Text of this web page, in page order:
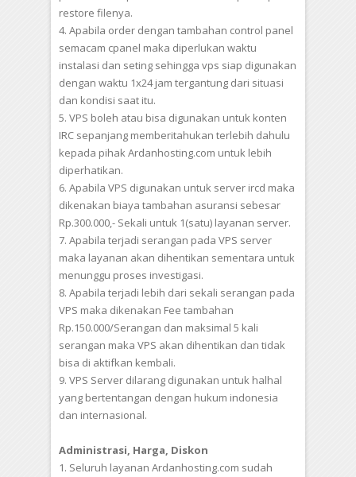
restore filenya.
4. Apabila order dengan tambahan control panel
semacam cpanel maka diperlukan waktu
instalasi dan seting sehingga vps siap digunakan
dengan waktu 1x24 jam tergantung dari situasi
dan kondisi saat itu.
5. VPS boleh atau bisa digunakan untuk konten
IRC sepanjang memberitahukan terlebih dahulu
kepada pihak Ardanhosting.com untuk lebih
diperhatikan.
6. Apabila VPS digunakan untuk server ircd maka
dikenakan biaya tambahan asuransi sebesar
Rp.300.000,- Sekali untuk 1(satu) layanan server.
7. Apabila terjadi serangan pada VPS server
maka layanan akan dihentikan sementara untuk
menunggu proses investigasi.
8. Apabila terjadi lebih dari sekali serangan pada
VPS maka dikenakan Fee tambahan
Rp.150.000/Serangan dan maksimal 5 kali
serangan maka VPS akan dihentikan dan tidak
bisa di aktifkan kembali.
9. VPS Server dilarang digunakan untuk halhal
yang bertentangan dengan hukum indonesia
dan internasional.
Administrasi, Harga, Diskon
1. Seluruh layanan Ardanhosting.com sudah